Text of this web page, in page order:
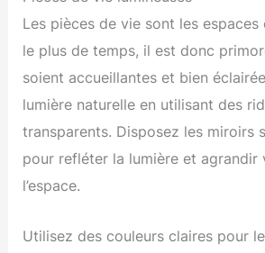
Les pièces de vie sont les espaces
le plus de temps, il est donc
soient accueillantes et bien
lumière naturelle en utilisant des
transparents. Disposez les miroirs
pour refléter la lumière et agrandir
l’espace.
Utilisez des couleurs claires pour